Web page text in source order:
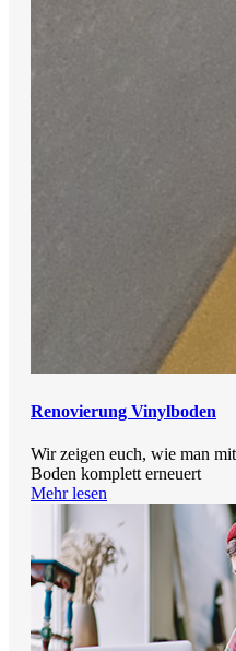
Renovierung Vinylboden
Wir zeigen euch, wie man
Boden komplett erneuert
Mehr lesen